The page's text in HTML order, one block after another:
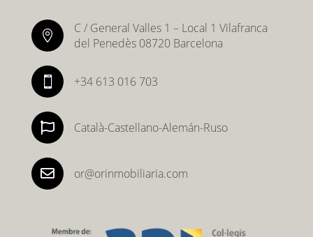

C / General Valles 1 – Local 1 Vilafranca
del Penedès 08720 Barcelona
 +34 613 016 703
 Català-Castellano-Alemán-Ruso
 or@orinmobiliaria.com